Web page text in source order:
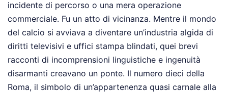
incidente di percorso o una mera operazione
commerciale. Fu un atto di vicinanza. Mentre il mondo
del calcio si avviava a diventare un’industria algida di
diritti televisivi e uffici stampa blindati, quei brevi
racconti di incomprensioni linguistiche e ingenuità
disarmanti creavano un ponte. Il numero dieci della
Roma, il simbolo di un’appartenenza quasi carnale alla